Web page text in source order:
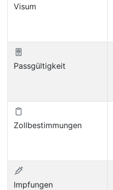
Visum
Passgültigkeit
Zollbestimmungen
Impfungen